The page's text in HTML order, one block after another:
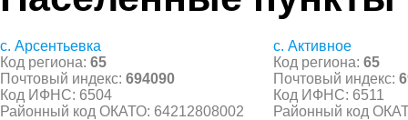
с. Арсентьевка
Код региона: 65
Почтовый индекс: 694090
Код ИФНС: 6504
Районный код ОКАТО: 64212808002
с. Активное
Код региона: 65
Почтовый индекс:
Код ИФНС: 6511
Районный код